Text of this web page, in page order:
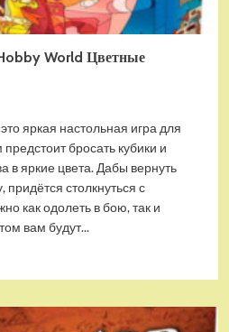
World Цветные
яркая настольная игра для
бросать кубики и
в яркие цвета. Дабы вернуть
столкнуться с
как одолеть в бою, так и
вам будут...